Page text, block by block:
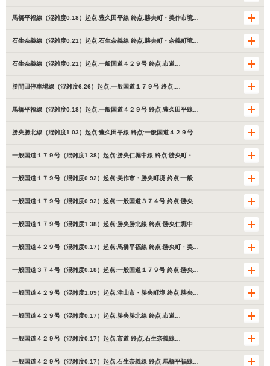
馬橋平福線（混雑度0.18）起点:豊久田平線 終点:勝央町・美作市境…
石生奈義線（混雑度0.21）起点:石生奈義線 終点:勝央町・奈義町境…
石生奈義線（混雑度0.21）起点:一般国道４２９号 終点:市道…
勝間田停車場線（混雑度6.26）起点:一般国道１７９号 終点:…
馬橋平福線（混雑度0.18）起点:一般国道４２９号 終点:豊久田平線…
勝央勝北線（混雑度1.03）起点:豊久田平線 終点:一般国道４２９号…
一般国道１７９号（混雑度1.38）起点:勝央仁堀中線 終点:勝央町・…
一般国道１７９号（混雑度0.92）起点:美作市・勝央町境 終点:一般…
一般国道１７９号（混雑度0.92）起点:一般国道３７４号 終点:勝央…
一般国道１７９号（混雑度1.38）起点:勝央勝北線 終点:勝央仁堀中…
一般国道４２９号（混雑度0.17）起点:馬橋平福線 終点:勝央町・美…
一般国道３７４号（混雑度0.18）起点:一般国道１７９号 終点:勝央…
一般国道４２９号（混雑度1.09）起点:津山市・勝央町境 終点:勝央…
一般国道４２９号（混雑度0.17）起点:勝央勝北線 終点:市道…
一般国道４２９号（混雑度0.17）起点:市道 終点:石生奈義線…
一般国道４２９号（混雑度0.17）起点:石生奈義線 終点:馬橋平福線…